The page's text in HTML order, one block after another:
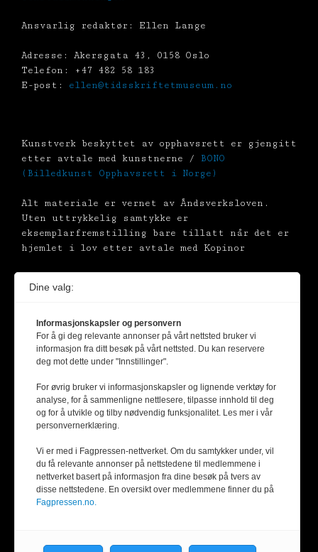
Ansvarlig redaktør: Ellen Lange
Adresse: Akersgata 43, 0158 Oslo
Telefon: +47 482 58 183
E-post: ellen@tidsskriftetmuseum.no
Kunstverk beskyttet av opphavsrett er gjengitt
etter avtale med kunstnerne / BONO
(Billedkunst Opphavsrett i Norge)
Alt materiale er vernet av Åndsverksloven.
Uten uttrykkelig samtykke er
eksemplarfremstilling bare tillatt når det er
hjemlet i lov etter avtale med Kopinor
Dine valg:
Informasjonskapsler og personvern
For å gi deg relevante annonser på vårt nettsted bruker vi
informasjon fra ditt besøk på vårt nettsted. Du kan reservere
deg mot dette under "Innstillinger".
For øvrig bruker vi informasjonskapsler og lignende verktøy for
analyse, for å sammenligne nettlesere, tilpasse innhold til deg
og for å utvikle og tilby nødvendig funksjonalitet. Les mer i vår
personvernerklæring.
Vi er med i Fagpressen-nettverket. Om du samtykker under, vil
du få relevante annonser på nettstedene til medlemmene i
nettverket basert på informasjon fra dine besøk på tvers av
disse nettstedene. En oversikt over medlemmene finner du på
Fagpressen.no.